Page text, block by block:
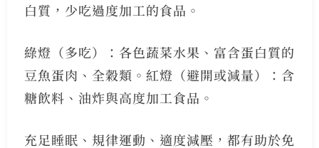
白質，少吃過度加工的食品。
綠燈（多吃）：各色蔬菜水果、富含蛋白質的
豆魚蛋肉、全穀類。紅燈（避開或減量）：含
糖飲料、油炸與高度加工食品。
充足睡眠、規律運動、適度減壓，都有助於免